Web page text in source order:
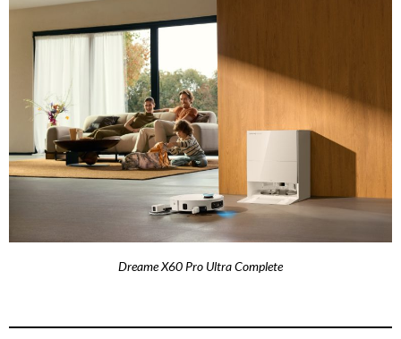
Dreame X60 Pro Ultra Complete